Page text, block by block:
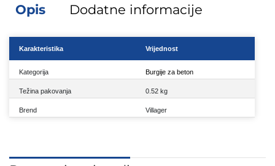
Opis Dodatne informacije
Karakteristika Vrijednost
Kategorija Burgije za beton
Težina pakovanja 0.52 kg
Brend Villager